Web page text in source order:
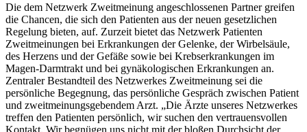
Die dem Netzwerk Zweitmeinung angeschlossenen Partner greifen
die Chancen, die sich den Patienten aus der neuen gesetzlichen
Regelung bieten, auf. Zurzeit bietet das Netzwerk Patienten
Zweitmeinungen bei Erkrankungen der Gelenke, der Wirbelsäule,
des Herzens und der Gefäße sowie bei Krebserkrankungen im
Magen-Darmtrakt und bei gynäkologischen Erkrankungen an.
Zentraler Bestandteil des Netzwerkes Zweitmeinung sei die
persönliche Begegnung, das persönliche Gespräch zwischen Patient
und zweitmeinungsgebendem Arzt. „Die Ärzte unseres Netzwerkes
treffen den Patienten persönlich, wir suchen den vertrauensvollen
Kontakt. Wir begnügen uns nicht mit der bloßen Durchsicht der